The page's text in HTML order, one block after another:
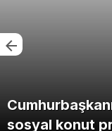
sosyal konut